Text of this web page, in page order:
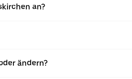
an?
ändern?